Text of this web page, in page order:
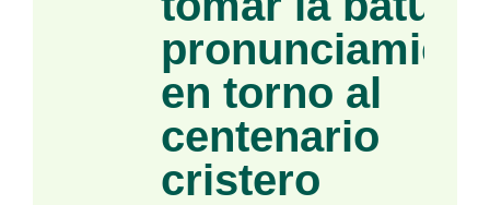
en torno al
centenario
cristero